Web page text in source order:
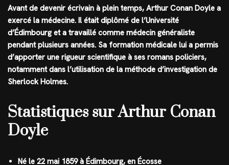
Avant de devenir écrivain à plein temps, Arthur Conan Doyle a
exercé la médecine. Il était diplômé de l’Université
d’Édimbourg et a travaillé comme médecin généraliste
pendant plusieurs années. Sa formation médicale lui a permis
d’apporter une rigueur scientifique à ses romans policiers,
notamment dans l’utilisation de la méthode d’investigation de
Sherlock Holmes.
Statistiques sur Arthur Conan
Doyle
Né le 22 mai 1859 à Édimbourg, en Écosse